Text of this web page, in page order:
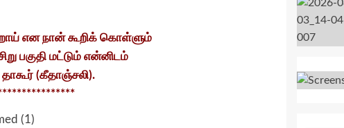
என நான் கூறிக் கொள்ளும்
பகுதி மட்டும் என்னிடம்
தாகூர் (கீதாஞ்சலி).